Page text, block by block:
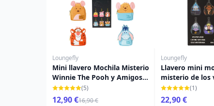
Loungefly
Mini llavero Mochila Misterio
Winnie The Pooh y Amigos -
DISNEY LOUNGEFLY
(5)
12,90 €16,90 €
Loungefly
Llavero mini
misterio de los
Disney Loungefly
(1)
22,90 €